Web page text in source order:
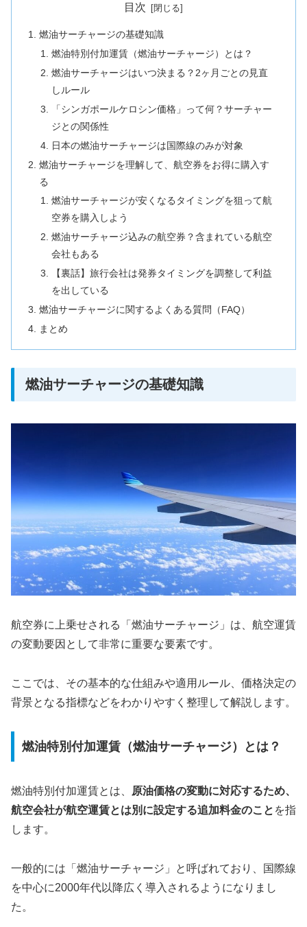
目次
燃油サーチャージの基礎知識
燃油特別付加運賃（燃油サーチャージ）とは？
燃油サーチャージはいつ決まる？2ヶ月ごとの見直
しルール
「シンガポールケロシン価格」って何？サーチャー
ジとの関係性
日本の燃油サーチャージは国際線のみが対象
燃油サーチャージを理解して、航空券をお得に購入す
る
燃油サーチャージが安くなるタイミングを狙って航
空券を購入しよう
燃油サーチャージ込みの航空券？含まれている航空
会社もある
【裏話】旅行会社は発券タイミングを調整して利益
を出している
燃油サーチャージに関するよくある質問（FAQ）
まとめ
燃油サーチャージの基礎知識
航空券に上乗せされる「燃油サーチャージ」は、航空運賃
の変動要因として非常に重要な要素です。
ここでは、その基本的な仕組みや適用ルール、価格決定の
背景となる指標などをわかりやすく整理して解説します。
燃油特別付加運賃（燃油サーチャージ）とは？
燃油特別付加運賃とは、
原油価格の変動に対応するため、
航空会社が航空運賃とは別に設定する追加料金のこと を指
します。
一般的には「燃油サーチャージ」と呼ばれており、国際線
を中心に2000年代以降広く導入されるようになりまし
た。